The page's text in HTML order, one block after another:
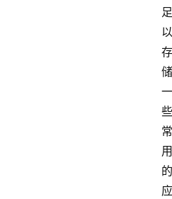
足
以
存
储
一
些
常
用
的
应